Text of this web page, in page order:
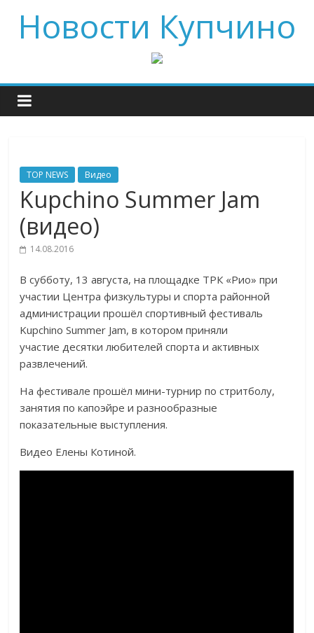
Новости Купчино
TOP NEWS Видео
Kupchino Summer Jam
(видео)
14.08.2016
В субботу, 13 августа, на площадке ТРК «Рио» при
участии Центра физкультуры и спорта районной
администрации прошёл спортивный фестиваль
Kupchino Summer Jam, в котором приняли
участие десятки любителей спорта и активных
развлечений.
На фестивале прошёл мини-турнир по стритболу,
занятия по капоэйре и разнообразные
показательные выступления.
Видео Елены Котиной.